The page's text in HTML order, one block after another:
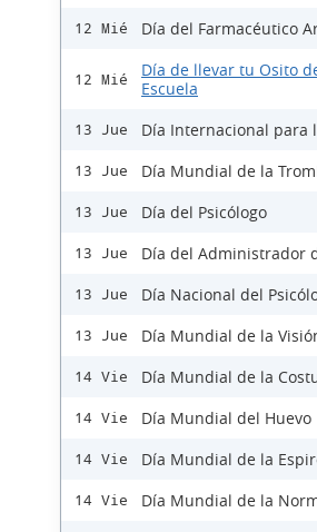
12 Mié Día del Farmacéutico
12 Mié
Día de llevar tu Osito
Escuela
13 Jue Día Internacional para
13 Jue Día Mundial de la
13 Jue Día del Psicólogo
13 Jue Día del Administrador
13 Jue Día Nacional del
13 Jue Día Mundial de la
14 Vie Día Mundial de la
14 Vie Día Mundial del Huevo
14 Vie Día Mundial de la
14 Vie Día Mundial de la